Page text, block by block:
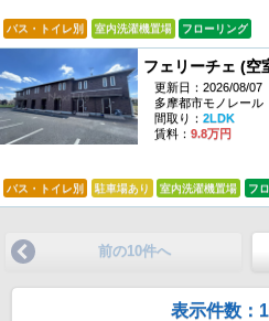
バス・トイレ別 室内洗濯機置場 フローリング
フェリーチェ (空
更新日：2026/08/07
多摩都市モノレール
間取り： 2LDK
賃料： 9.8万円
バス・トイレ別 駐車場あり 室内洗濯機置場 フ
前の10件へ
表示件数：